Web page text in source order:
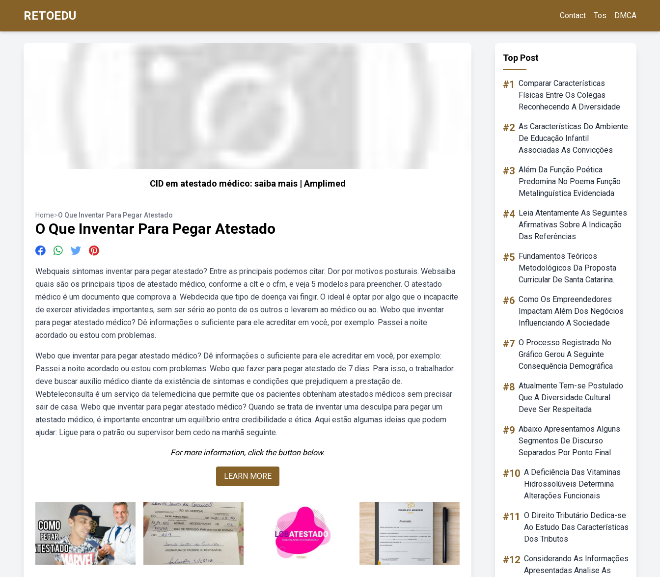
RETOEDU Contact Tos DMCA
CID em atestado médico: saiba mais | Amplimed
Home>O Que Inventar Para Pegar Atestado
O Que Inventar Para Pegar Atestado
Webquais sintomas inventar para pegar atestado? Entre as principais podemos citar: Dor por motivos posturais. Websaiba
quais são os principais tipos de atestado médico, conforme a clt e o cfm, e veja 5 modelos para preencher. O atestado
médico é um documento que comprova a. Webdecida que tipo de doença vai fingir. O ideal é optar por algo que o incapacite
de exercer atividades importantes, sem ser sério ao ponto de os outros o levarem ao médico ou ao. Webo que inventar
para pegar atestado médico? Dê informações o suficiente para ele acreditar em você, por exemplo: Passei a noite
acordado ou estou com problemas.
Webo que inventar para pegar atestado médico? Dê informações o suficiente para ele acreditar em você, por exemplo:
Passei a noite acordado ou estou com problemas. Webo que fazer para pegar atestado de 7 dias. Para isso, o trabalhador
deve buscar auxílio médico diante da existência de sintomas e condições que prejudiquem a prestação de.
Webteleconsulta é um serviço da telemedicina que permite que os pacientes obtenham atestados médicos sem precisar
sair de casa. Webo que inventar para pegar atestado médico? Quando se trata de inventar uma desculpa para pegar um
atestado médico, é importante encontrar um equilíbrio entre credibilidade e ética. Aqui estão algumas ideias que podem
ajudar: Ligue para o patrão ou supervisor bem cedo na manhã seguinte.
For more information, click the button below.
LEARN MORE
Top Post
#1 Comparar Características
Físicas Entre Os Colegas
Reconhecendo A Diversidade
#2 As Características Do Ambiente
De Educação Infantil
Associadas As Convicções
#3 Além Da Função Poética
Predomina No Poema Função
Metalinguística Evidenciada
#4 Leia Atentamente As Seguintes
Afirmativas Sobre A Indicação
Das Referências
#5 Fundamentos Teóricos
Metodológicos Da Proposta
Curricular De Santa Catarina.
#6 Como Os Empreendedores
Impactam Além Dos Negócios
Influenciando A Sociedade
#7 O Processo Registrado No
Gráfico Gerou A Seguinte
Consequência Demográfica
#8 Atualmente Tem-se Postulado
Que A Diversidade Cultural
Deve Ser Respeitada
#9 Abaixo Apresentamos Alguns
Segmentos De Discurso
Separados Por Ponto Final
#10 A Deficiência Das Vitaminas
Hidrossolúveis Determina
Alterações Funcionais
#11 O Direito Tributário Dedica-se
Ao Estudo Das Características
Dos Tributos
#12 Considerando As Informações
Apresentadas Analise As